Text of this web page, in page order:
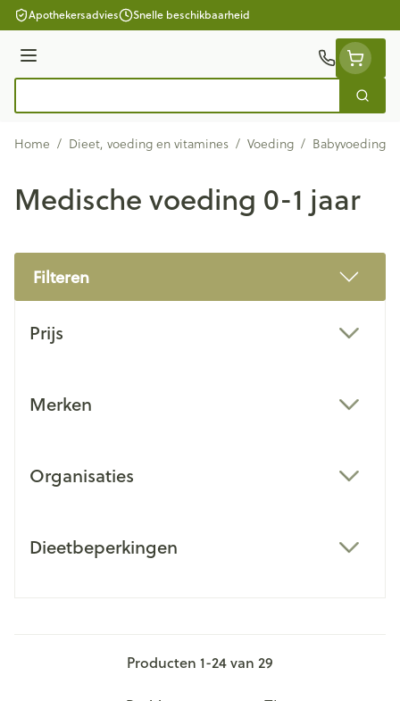
Ga naar de inhoud
Apothekersadvies Snelle beschikbaarheid
Menu
Zoek
Home / Dieet, voeding en vitamines / Voeding / Babyvoeding
Medische voeding 0-1 jaar
Filteren
Prijs
Merken
Organisaties
Dieetbeperkingen
Producten 1-24van 29